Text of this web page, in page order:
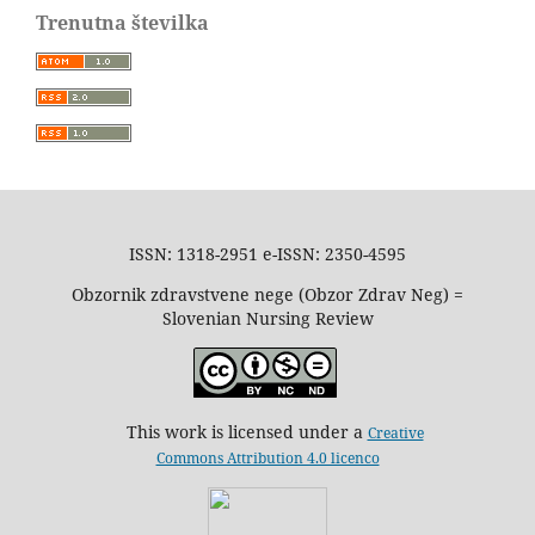
Trenutna številka
ISSN: 1318-2951 e-ISSN: 2350-4595
Obzornik zdravstvene nege (Obzor Zdrav Neg) =
Slovenian Nursing Review
This work is licensed under a Creative
Commons Attribution 4.0 licenco